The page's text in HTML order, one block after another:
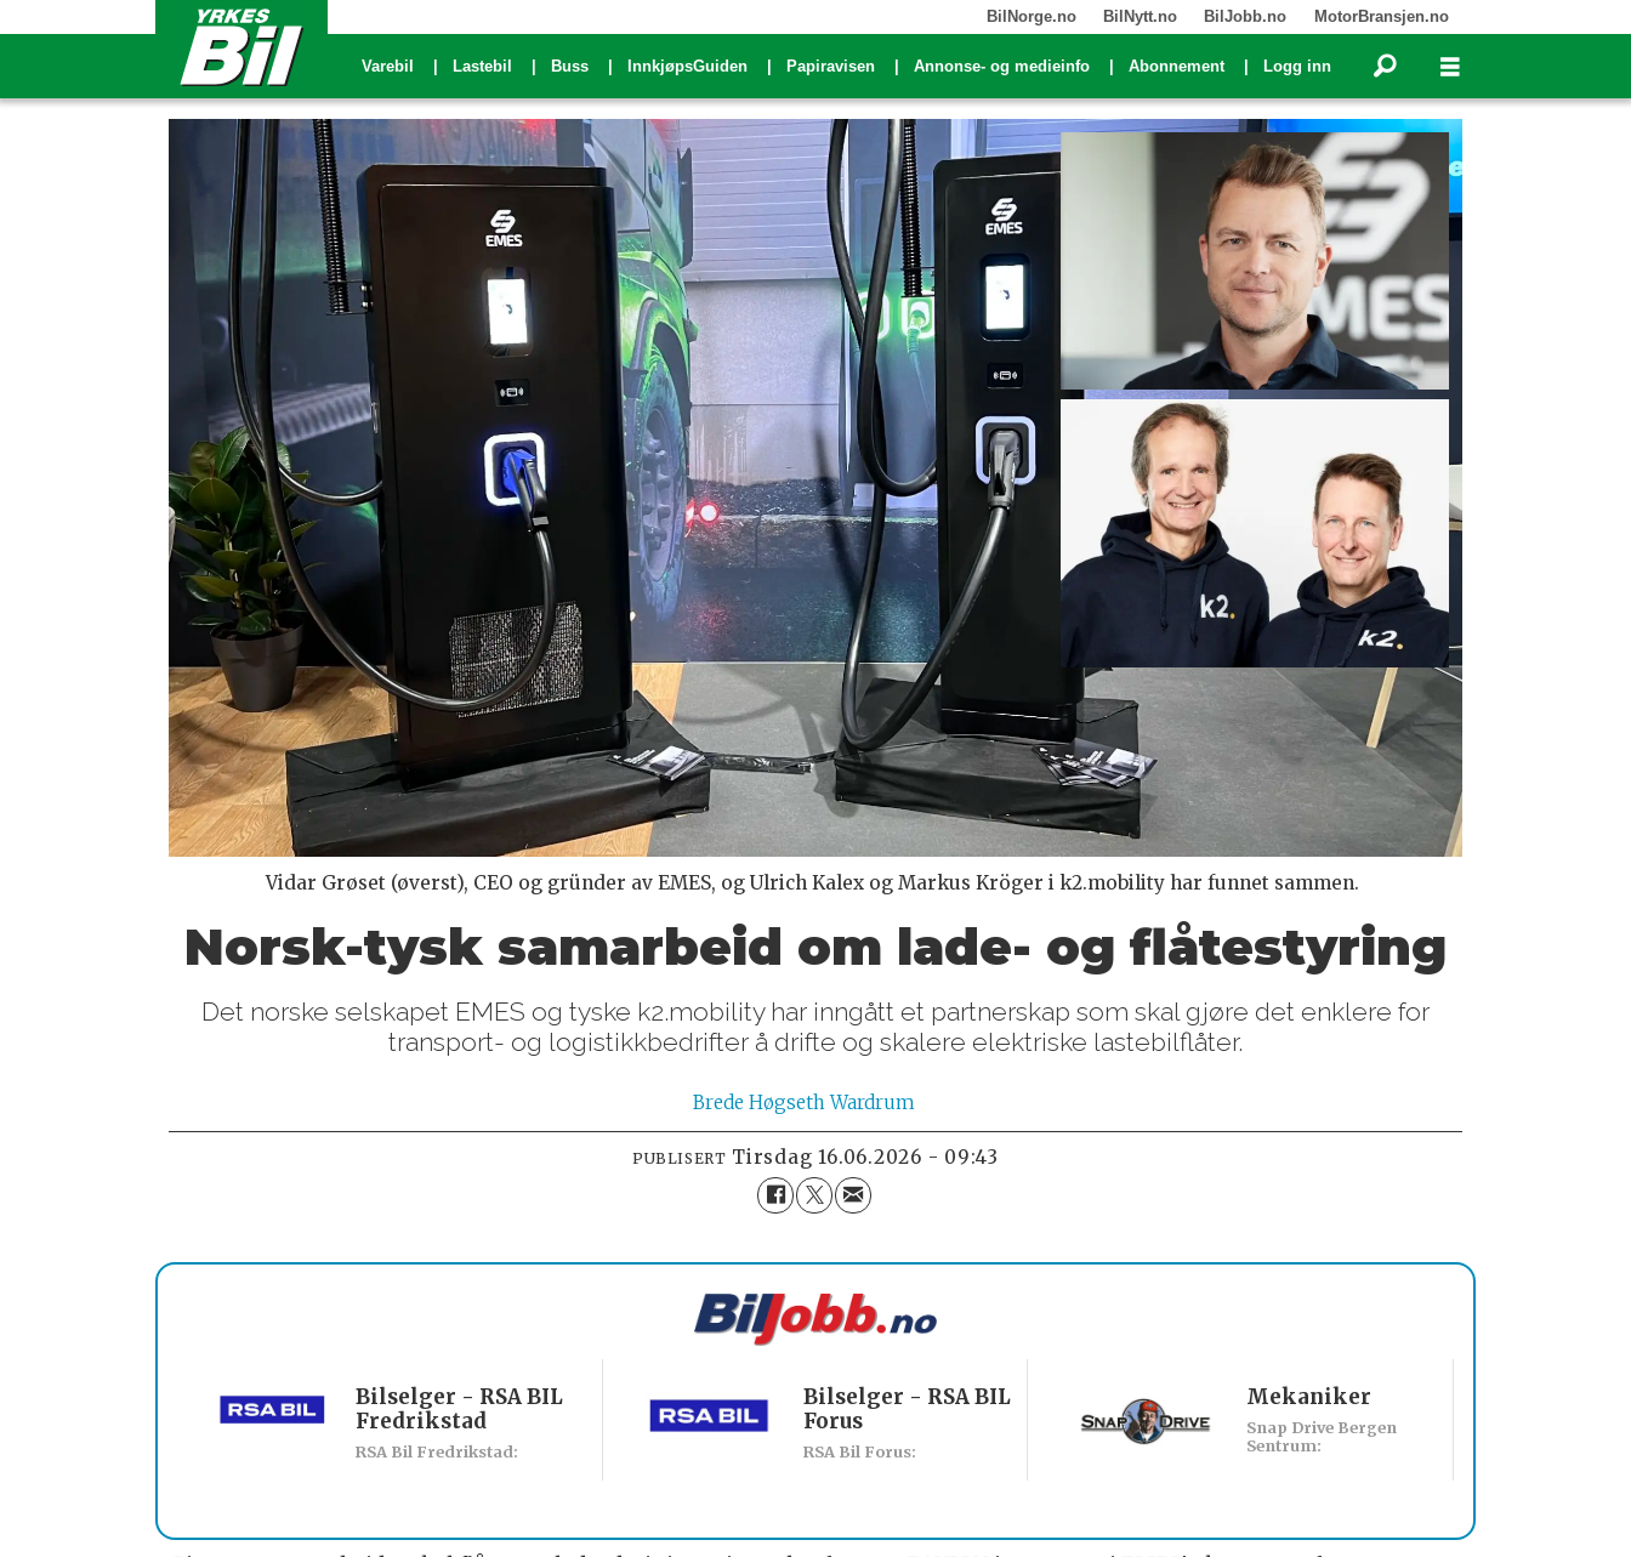
BilNorge.no BilNytt.no BilJobb.no MotorBransjen.no
Varebil Lastebil Buss InnkjøpsGuiden Papiravisen Annonse- og medieinfo Abonnement Logg inn
Vidar Grøset (øverst), CEO og gründer av EMES, og Ulrich Kalex og Markus Kröger i k2.mobility har funnet sammen.
Norsk-tysk samarbeid om lade- og flåtestyring
Det norske selskapet EMES og tyske k2.mobility har inngått et partnerskap som skal gjøre det enklere for
transport- og logistikkbedrifter å drifte og skalere elektriske lastebilflåter.
Brede Høgseth Wardrum
PUBLISERT tirsdag 16.06.2026 - 09:43
RSA Bil Fredrikstad:
Bilselger - RSA BIL
Fredrikstad
RSA Bil Forus:
Bilselger - RSA BIL
Forus
Snap Drive Bergen
Sentrum:
Mekaniker